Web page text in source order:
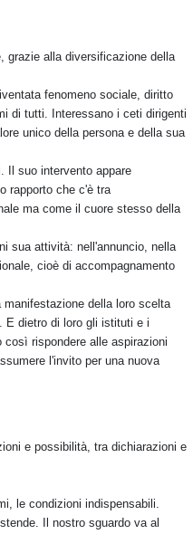
grazie alla diversificazione della
fenomeno sociale, diritto
di tutti. Interessano i ceti dirigenti
unico della persona e della sua
Il suo intervento appare
rapporto che c'è tra
ma come il cuore stesso della
sua attività: nell'annuncio, nella
cioè di accompagnamento
della loro scelta
E dietro di loro gli istituti e i
rispondere alle aspirazioni
l'invito per una nuova
e possibilità, tra dichiarazioni e
le condizioni indispensabili.
Il nostro sguardo va al